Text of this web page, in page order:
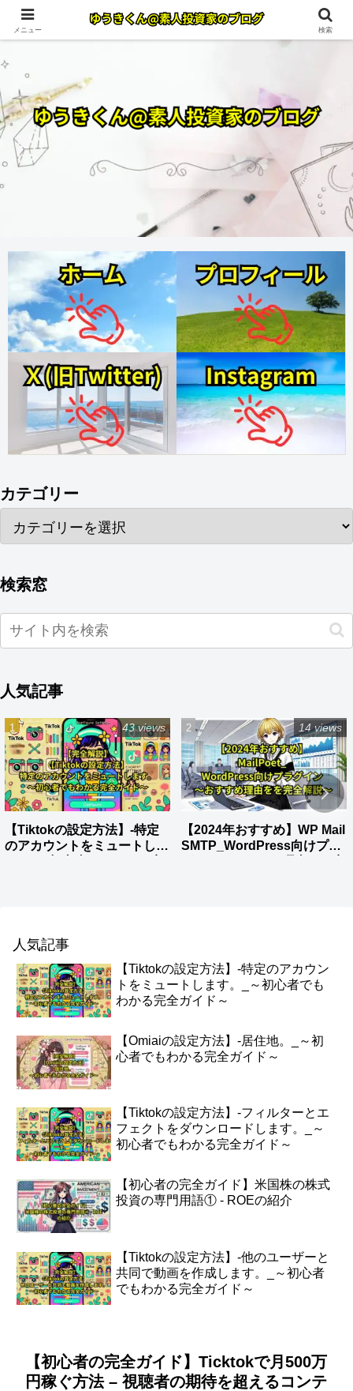
カテゴリー
検索窓
人気記事
【Tiktokの設定方法】-特定
のアカウントをミュートしま
43 views
【2024年おすすめ】WP Mail
SMTP_WordPress向けプラ
14 views
人気記事
【Tiktokの設定方法】-特定のアカウン
トをミュートします。_～初心者でも
わかる完全ガイド～
【Omiaiの設定方法】-居住地。_～初
心者でもわかる完全ガイド～
【Tiktokの設定方法】-フィルターとエ
フェクトをダウンロードします。_～
初心者でもわかる完全ガイド～
【初心者の完全ガイド】米国株の株式
投資の専門用語① - ROEの紹介
【Tiktokの設定方法】-他のユーザーと
共同で動画を作成します。_～初心者
でもわかる完全ガイド～
【初心者の完全ガイド】Ticktokで月500万
円稼ぐ方法 – 視聴者の期待を超えるコンテ
メニュー 検索